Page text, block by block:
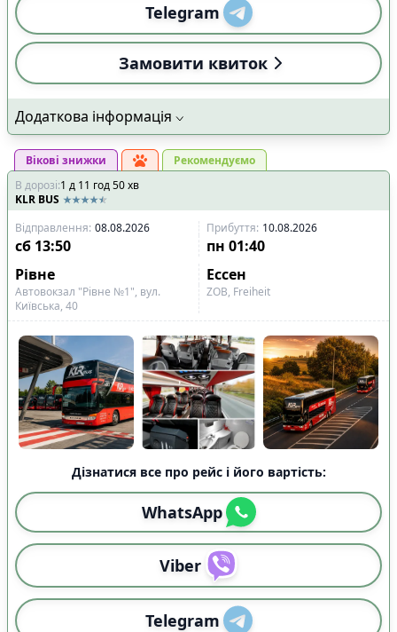
Telegram
Замовити квиток
Додаткова інформація
Вікові знижки
Рекомендуємо
В дорозі:1 д 11 год50хв
KLR BUS
Відправлення: 08.08.2026 Прибуття: 10.08.2026
сб 13:50 пн 01:40
Рівне
Ессен
Автовокзал "Рівне №1", вул.
Київська, 40
ZOB, Freiheit
Дізнатися все про рейс і його вартість:
WhatsApp
Viber
Telegram